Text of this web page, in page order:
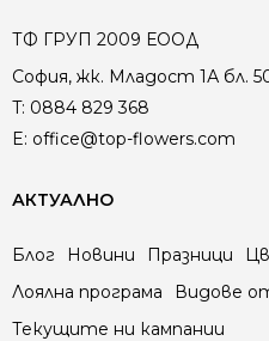
ТФ ГРУП 2009 ЕООД
София, жк. Младост 1А бл.
T: 0884 829 368
E: office@top-flowers.com
АКТУАЛНО
Блог Новини Празници
Лоялна програма
Видове
Текущите ни кампании